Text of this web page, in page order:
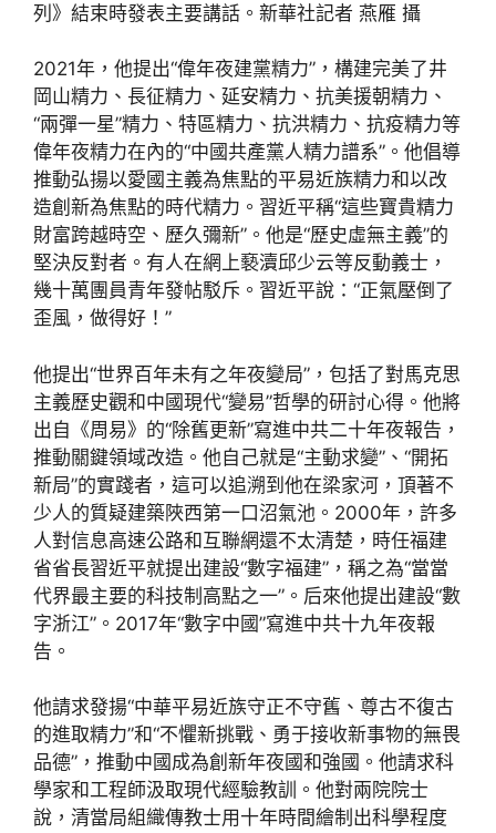
列》結束時發表主要講話。新華社記者 燕雁 攝
2021年，他提出“偉年夜建黨精力”，構建完美了井
岡山精力、長征精力、延安精力、抗美援朝精力、
“兩彈一星”精力、特區精力、抗洪精力、抗疫精力等
偉年夜精力在內的“中國共產黨人精力譜系”。他倡導
推動弘揚以愛國主義為焦點的平易近族精力和以改
造創新為焦點的時代精力。習近平稱“這些寶貴精力
財富跨越時空、歷久彌新”。他是“歷史虛無主義”的
堅決反對者。有人在網上褻瀆邱少云等反動義士，
幾十萬團員青年發帖駁斥。習近平說：“正氣壓倒了
歪風，做得好！”
他提出“世界百年未有之年夜變局”，包括了對馬克思
主義歷史觀和中國現代“變易”哲學的研討心得。他將
出自《周易》的“除舊更新”寫進中共二十年夜報告，
推動關鍵領域改造。他自己就是“主動求變”、“開拓
新局”的實踐者，這可以追溯到他在梁家河，頂著不
少人的質疑建築陜西第一口沼氣池。2000年，許多
人對信息高速公路和互聯網還不太清楚，時任福建
省省長習近平就提出建設“數字福建”，稱之為“當當
代界最主要的科技制高點之一”。后來他提出建設“數
字浙江”。2017年“數字中國”寫進中共十九年夜報
告。
他請求發揚“中華平易近族守正不守舊、尊古不復古
的進取精力”和“不懼新挑戰、勇于接收新事物的無畏
品德”，推動中國成為創新年夜國和強國。他請求科
學家和工程師汲取現代經驗教訓。他對兩院院士
說，清當局組織傳教士用十年時間繪制出科學程度